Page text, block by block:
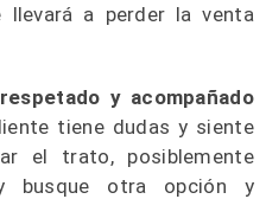
llevará a perder la venta
y acompañado
tiene dudas y siente
el trato, posiblemente
busque otra opción y